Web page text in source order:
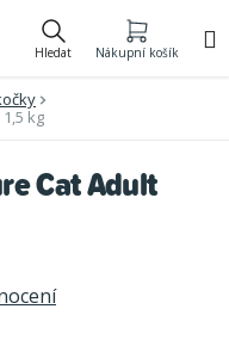
Hledat Nákupní košík
kg
Cat Adult